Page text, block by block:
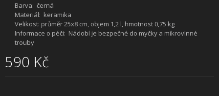
Barva: černá
Materiál: keramika
Velikost: průměr 25x8 cm, objem 1,2 l, hmotnost 0,75 kg
Informace o péči: Nádobí je bezpečné do myčky a mikrovlnné
trouby
590 Kč